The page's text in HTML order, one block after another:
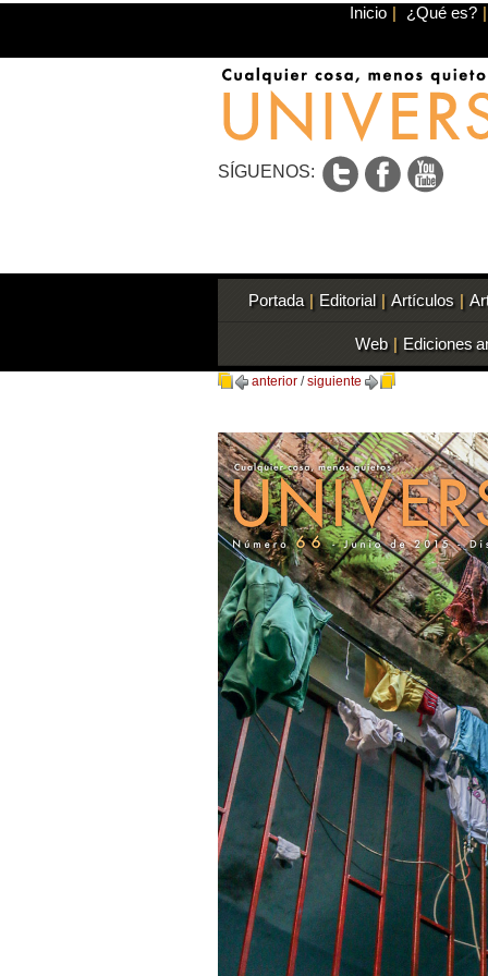
Inicio | ¿Qué es? |
SÍGUENOS:
Portada | Editorial | Artículos |
Web | Ediciones
anterior /siguiente